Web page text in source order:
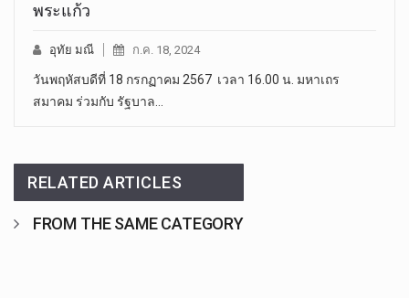
พระแก้ว
อุทัย มณี ก.ค. 18, 2024
วันพฤหัสบดีที่ 18 กรกฏาคม 2567 เวลา 16.00 น. มหาเถร
สมาคม ร่วมกับ รัฐบาล…
RELATED ARTICLES
FROM THE SAME CATEGORY